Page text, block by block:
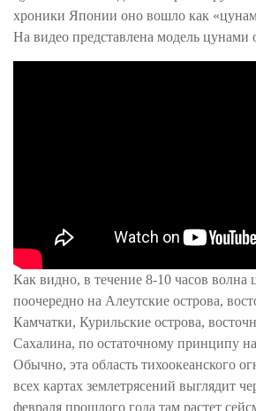
хроники Японии оно вошло как
На видео представлена модель цунами
Как видно, в течение 8-10 часов волна
поочередно на Алеутские острова,
Камчатки, Курильские острова,
Сахалина, по остаточному принципу
Обычно, эта область тихоокеанского
всех картах землетрясений выглядит
февраля прошлого года там растет